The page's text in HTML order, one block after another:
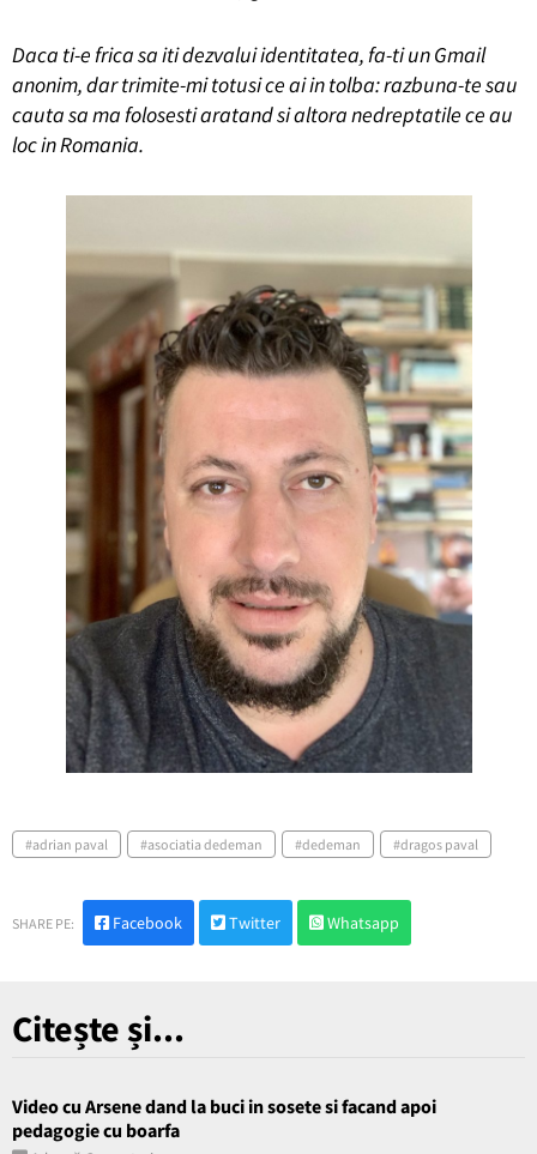
Daca ti-e frica sa iti dezvalui identitatea, fa-ti un Gmail
anonim, dar trimite-mi totusi ce ai in tolba: razbuna-te sau
cauta sa ma folosesti aratand si altora nedreptatile ce au
loc in Romania.
adrian paval asociatia dedeman dedeman dragos paval
SHARE PE: Facebook Twitter Whatsapp
Citește și...
Video cu Arsene dand la buci in sosete si facand apoi
pedagogie cu boarfa